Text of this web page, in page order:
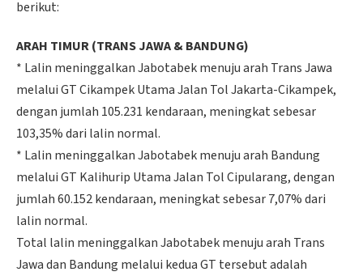
berikut:
ARAH TIMUR (TRANS JAWA & BANDUNG)
* Lalin meninggalkan Jabotabek menuju arah Trans Jawa
melalui GT Cikampek Utama Jalan Tol Jakarta-Cikampek,
dengan jumlah 105.231 kendaraan, meningkat sebesar
103,35% dari lalin normal.
* Lalin meninggalkan Jabotabek menuju arah Bandung
melalui GT Kalihurip Utama Jalan Tol Cipularang, dengan
jumlah 60.152 kendaraan, meningkat sebesar 7,07% dari
lalin normal.
Total lalin meninggalkan Jabotabek menuju arah Trans
Jawa dan Bandung melalui kedua GT tersebut adalah